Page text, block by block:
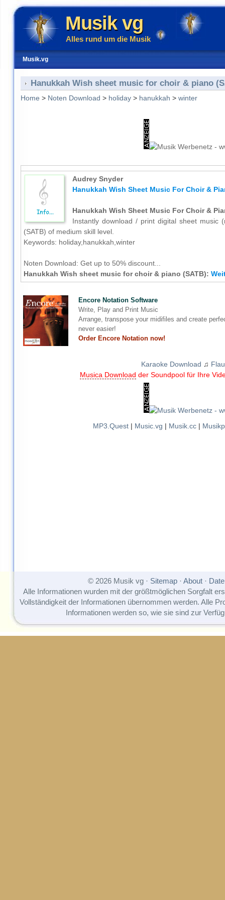
Musik vg
Alles rund um die Musik
Musik.vg
Hanukkah Wish sheet music for choir & piano
Home > Noten Download > holiday> hanukkah > winter
Audrey Snyder
Hanukkah Wish Sheet Music For Choir &
Hanukkah Wish Sheet Music For Choir &
Instantly download / print digital sheet music
(SATB) of medium skill level.
Keywords: holiday,hanukkah,winter
Noten Download: Get up to 50% discount...
Hanukkah Wish sheet music for choir & piano (SATB):
Encore Notation Software
Write, Play and Print Music
Arrange, transpose your midifiles and create
never easier!
Order Encore Notation now!
Karaoke Download ♫
Musica Download der Soundpool für Ihre
MP3.Quest| Music.vg | Musik.cc|
© 2026 Musik vg · Sitemap· About·
Alle Informationen wurden mit der größtmöglichen Sorgfalt
Vollständigkeit der Informationen übernommen werden. Alle
Informationen werden so, wie sie sind zur